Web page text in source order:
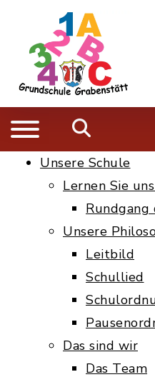
Unsere Schule
Lernen Sie
Rundgang
Unsere
Leitbild
Schullied
Das sind wir
Das Team